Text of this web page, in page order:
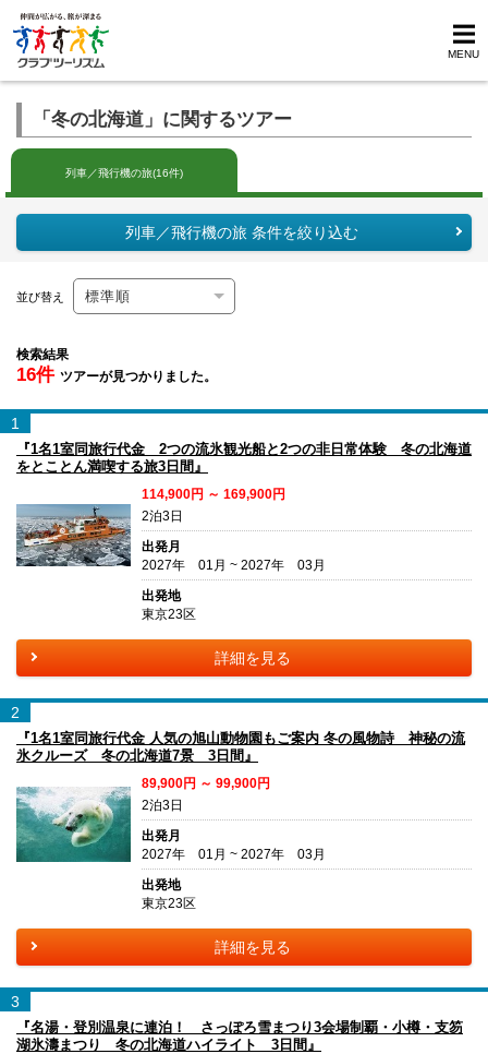
MENU
「冬の北海道」に関するツアー
列車／飛行機の旅(16件)
列車／飛行機の旅 条件を絞り込む
並び替え
検索結果
16件 ツアーが見つかりました。
1
『1名1室同旅行代金 2つの流氷観光船と2つの非日常体験 冬の北海道
をとことん満喫する旅3日間』
114,900円 ～ 169,900円
2泊3日
出発月
2027年 01月 ~ 2027年 03月
出発地
東京23区
詳細を見る
2
『1名1室同旅行代金 人気の旭山動物園もご案内 冬の風物詩 神秘の流
氷クルーズ 冬の北海道7景 3日間』
89,900円 ～ 99,900円
2泊3日
出発月
2027年 01月 ~ 2027年 03月
出発地
東京23区
詳細を見る
3
『名湯・登別温泉に連泊！ さっぽろ雪まつり3会場制覇・小樽・支笏
湖氷濤まつり 冬の北海道ハイライト 3日間』